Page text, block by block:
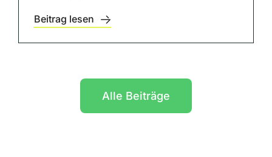
Beitrag lesen
Alle Beiträge